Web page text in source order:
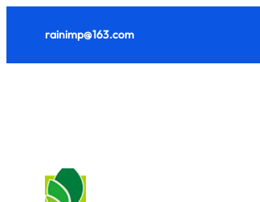
内
rainimp@163.com